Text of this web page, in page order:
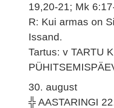
19,20-21; Mk
R: Kui armas on
Issand.
Tartus: v TARTU
30. august
╬ AASTARINGI